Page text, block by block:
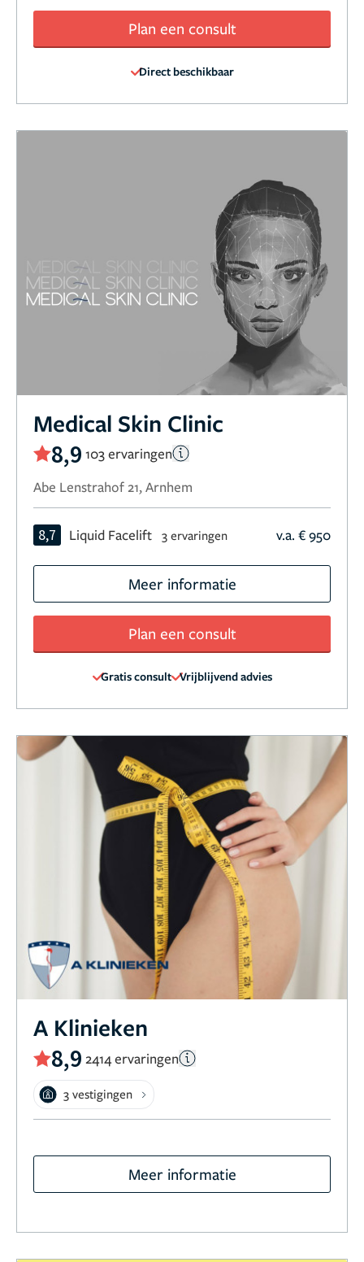
Plan een consult
Direct beschikbaar
Medical Skin Clinic
8,9 103 ervaringen
Abe Lenstrahof 21, Arnhem
8,7 Liquid Facelift 3 ervaringen v.a. € 950
Meer informatie
Plan een consult
Gratis consult Vrijblijvend advies
A Klinieken
8,9 2414 ervaringen
3 vestigingen
Meer informatie